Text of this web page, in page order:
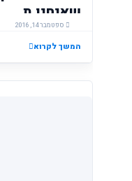
שאנחנו ת...
ספטמבר 14, 2016
המשך לקרוא